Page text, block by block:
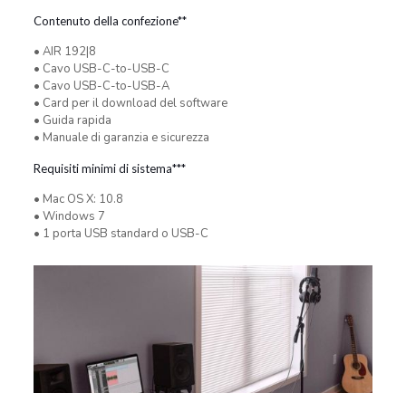
Contenuto della confezione**
• AIR 192|8
• Cavo USB-C-to-USB-C
• Cavo USB-C-to-USB-A
• Card per il download del software
• Guida rapida
• Manuale di garanzia e sicurezza
Requisiti minimi di sistema***
• Mac OS X: 10.8
• Windows 7
• 1 porta USB standard o USB-C